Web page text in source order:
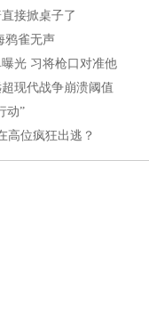
接掀桌子了
鸦雀无声
光 习将枪口对准他
现代战争崩溃阈值
动”
高位疯狂出逃？